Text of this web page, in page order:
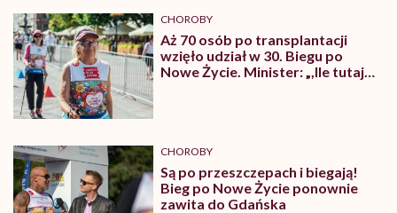
CHOROBY
Aż 70 osób po transplantacji
wzięło udział w 30. Biegu po
Nowe Życie. Minister: „,Ile tutaj
CHOROBY
Są po przeszczepach i biegają!
Bieg po Nowe Życie ponownie
zawita do Gdańska